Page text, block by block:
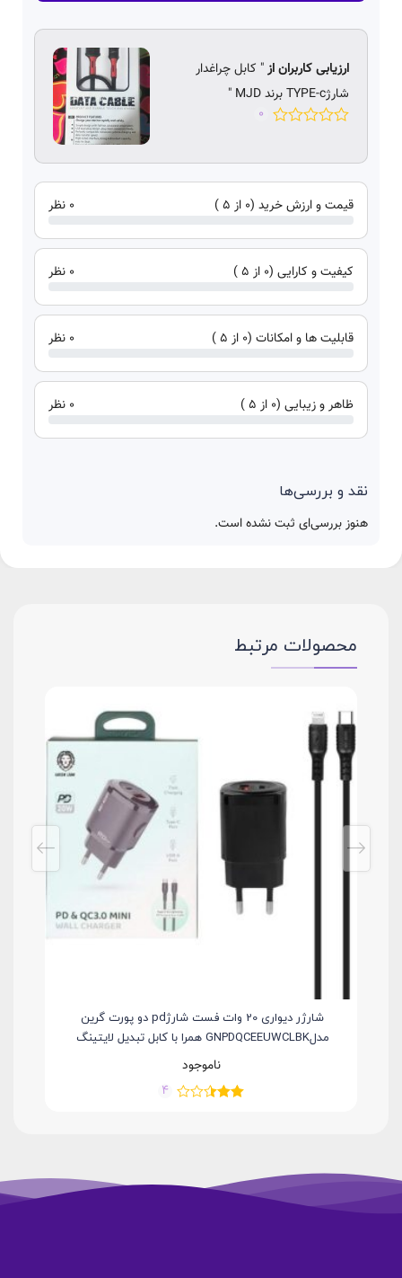
ارزیابی کاربران از" کابل چراغدار
شارژTYPE-c برند MJD "
0
قیمت و ارزش خرید (0 از 5 ) 0 نظر
کیفیت و کارایی (0 از 5 ) 0 نظر
قابلیت ها و امکانات (0 از 5 ) 0 نظر
ظاهر و زیبایی (0 از 5 ) 0 نظر
نقد و بررسی‌ها
هنوز بررسی‌ای ثبت نشده است.
محصولات مرتبط
شارژر دیواری 20 وات فست شارژpd دو پورت گرین
مدلGNPDQCEEUWCLBK همرا با کابل تبدیل لایتینگ
ناموجود
4